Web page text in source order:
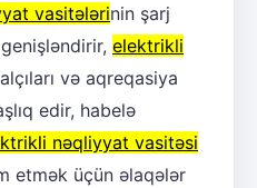
vasitələrinin şarj
elektrikli
və aqreqasiya
edir, habelə
nəqliyyat vasitəsi
etmək üçün əlaqələr